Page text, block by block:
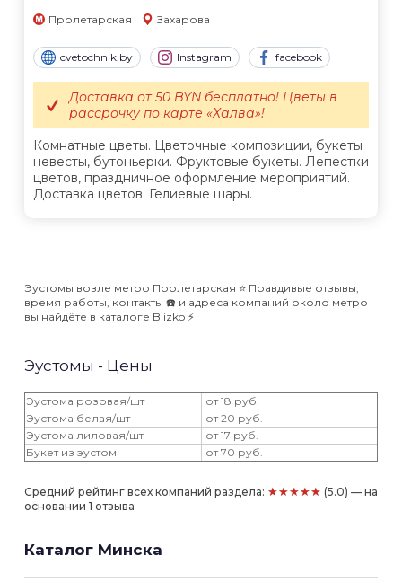
Пролетарская Захарова
cvetochnik.by Instagram facebook
Комнатные цветы. Цветочные композиции, букеты
невесты, бутоньерки. Фруктовые букеты. Лепестки
цветов, праздничное оформление мероприятий.
Доставка цветов. Гелиевые шары.
Доставка от 50 BYN бесплатно! Цветы в
рассрочку по карте «Халва»!
Эустомы возле метро Пролетарская ⭐️ Правдивые отзывы,
время работы, контакты ☎️ и адреса компаний около метро
вы найдёте в каталоге Blizko ⚡️
Эустомы - Цены
Эустома розовая/шт
от 18 руб.
Эустома белая/шт
от 20 руб.
Эустома лиловая/шт
от 17 руб.
Букет из эустом
от 70 руб.
Средний рейтинг всех компаний раздела: ★★★★★ (5.0) — на
основании 1 отзыва
Каталог Минска